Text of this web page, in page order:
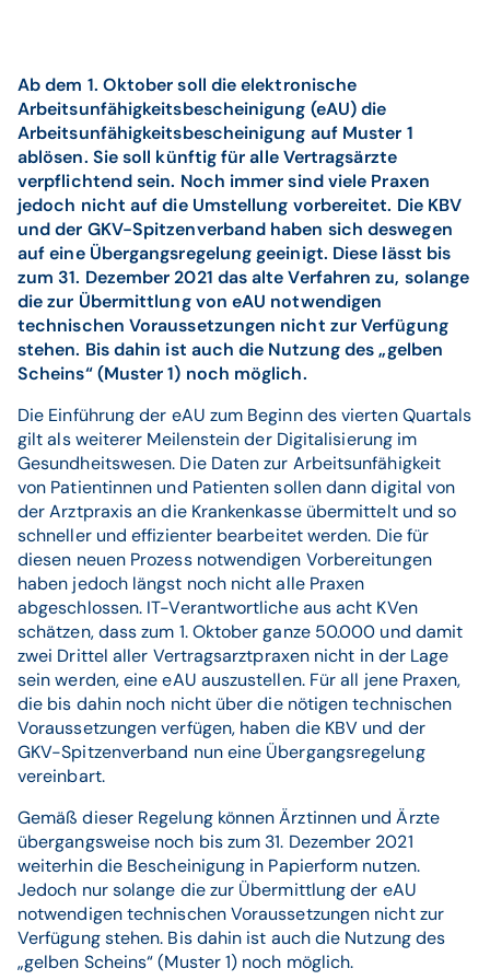
Ab dem 1. Oktober soll die elektronische
Arbeitsunfähigkeitsbescheinigung (eAU) die
Arbeitsunfähigkeitsbescheinigung auf Muster 1
ablösen. Sie soll künftig für alle Vertragsärzte
verpflichtend sein. Noch immer sind viele Praxen
jedoch nicht auf die Umstellung vorbereitet. Die KBV
und der GKV-Spitzenverband haben sich deswegen
auf eine Übergangsregelung geeinigt. Diese lässt bis
zum 31. Dezember 2021 das alte Verfahren zu, solange
die zur Übermittlung von eAU notwendigen
technischen Voraussetzungen nicht zur Verfügung
stehen. Bis dahin ist auch die Nutzung des „gelben
Scheins“ (Muster 1) noch möglich.
Die Einführung der eAU zum Beginn des vierten Quartals
gilt als weiterer Meilenstein der Digitalisierung im
Gesundheitswesen. Die Daten zur Arbeitsunfähigkeit
von Patientinnen und Patienten sollen dann digital von
der Arztpraxis an die Krankenkasse übermittelt und so
schneller und effizienter bearbeitet werden. Die für
diesen neuen Prozess notwendigen Vorbereitungen
haben jedoch längst noch nicht alle Praxen
abgeschlossen. IT-Verantwortliche aus acht KVen
schätzen, dass zum 1. Oktober ganze 50.000 und damit
zwei Drittel aller Vertragsarztpraxen nicht in der Lage
sein werden, eine eAU auszustellen. Für all jene Praxen,
die bis dahin noch nicht über die nötigen technischen
Voraussetzungen verfügen, haben die KBV und der
GKV-Spitzenverband nun eine Übergangsregelung
vereinbart.
Gemäß dieser Regelung können Ärztinnen und Ärzte
übergangsweise noch bis zum 31. Dezember 2021
weiterhin die Bescheinigung in Papierform nutzen.
Jedoch nur solange die zur Übermittlung der eAU
notwendigen technischen Voraussetzungen nicht zur
Verfügung stehen. Bis dahin ist auch die Nutzung des
„gelben Scheins“ (Muster 1) noch möglich.